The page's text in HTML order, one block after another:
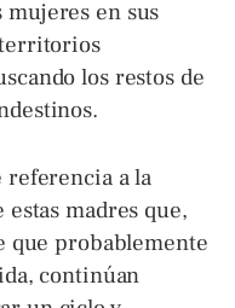
mujeres en sus
los restos de
referencia a la
madres que,
que probablemente
continúan